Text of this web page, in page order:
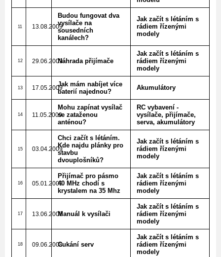
11 13.08.2009
Budou fungovat dva
vysílače na
sousedních
kanálech?
Jak začít s létáním s
rádiem řízenými
modely
12 29.06.2009Náhrada přijímače
Jak začít s létáním s
rádiem řízenými
modely
13 17.05.2009Jak mám nabíjet více
baterií najednou?
Akumulátory
14 11.05.2009
Mohu zapínat vysílač
se zataženou
anténou?
RC vybavení -
vysílače, přijímače,
serva, akumulátory
15 03.04.2009
Chci začít s létáním.
Kde najdu plánky pro
stavbu
dvouplošníků?
Jak začít s létáním s
rádiem řízenými
modely
16 05.01.2009
Přijímač pro pásmo
40 MHz chodí s
krystalem na 35 Mhz
Jak začít s létáním s
rádiem řízenými
modely
17 13.06.2008Manuál k vysílači
Jak začít s létáním s
rádiem řízenými
modely
18 09.06.2008Cukání serv
Jak začít s létáním s
rádiem řízenými
modely